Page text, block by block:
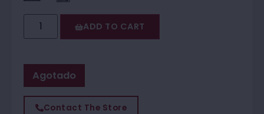
ADD TO CART
Agotado
Contact The Store